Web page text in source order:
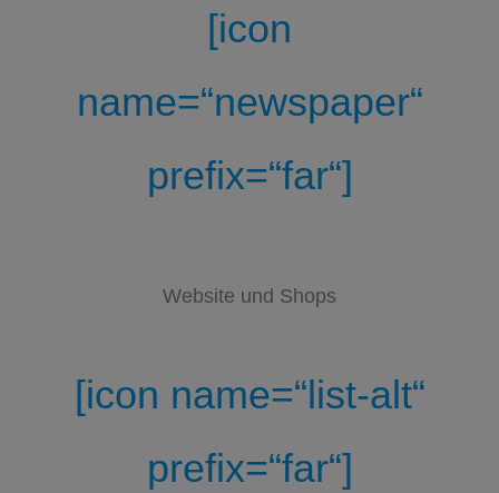
[icon
name=“newspaper“
prefix=“far“]
Website und Shops
[icon name=“list-alt“
prefix=“far“]